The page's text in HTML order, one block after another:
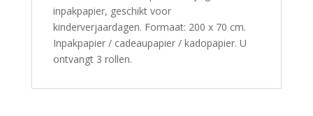
inpakpapier, geschikt voor
kinderverjaardagen. Formaat: 200 x 70 cm.
Inpakpapier / cadeaupapier / kadopapier. U
ontvangt 3 rollen.